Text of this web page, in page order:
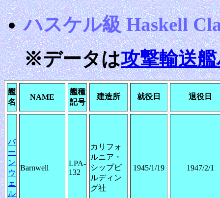
ハスケル級 Haskell
※データは攻撃輸送
艦
名
NAME
艦種
記号
建造所 就役日 退役日
バ
ー
ン
ウ
ェ
ル
Barnwell
LPA-
132
カリフォ
ルニア・
シップビ
ルディン
グ社
1945/1/19 1947/2/1